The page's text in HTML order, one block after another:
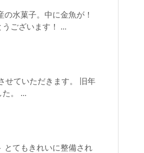
水菓子。中に金魚が！
ございます！ ...
せていただきます。 旧年
。 ...
てもきれいに整備され